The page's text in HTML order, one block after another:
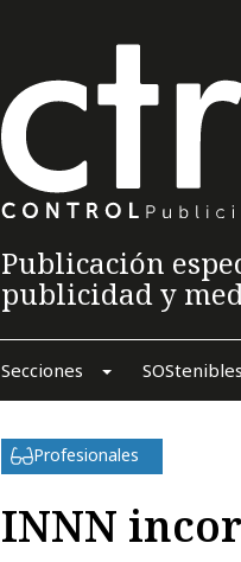
Publicación
publicidad y
Secciones SOStenibles
Profesionales
INNN